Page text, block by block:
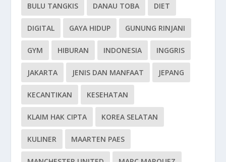
BULU TANGKIS DANAU TOBA DIET
DIGITAL GAYA HIDUP GUNUNG RINJANI
GYM HIBURAN INDONESIA INGGRIS
JAKARTA JENIS DAN MANFAAT JEPANG
KECANTIKAN KESEHATAN
KLAIM HAK CIPTA KOREA SELATAN
KULINER MAARTEN PAES